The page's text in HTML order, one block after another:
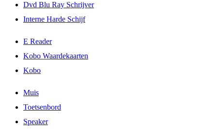
Dvd Blu Ray Schrijver
Interne Harde Schijf
E Reader
Kobo Waardekaarten
Kobo
Muis
Toetsenbord
Speaker